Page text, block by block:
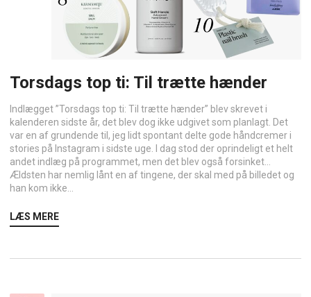
Torsdags top ti: Til trætte hænder
Indlægget ”Torsdags top ti: Til trætte hænder” blev skrevet i
kalenderen sidste år, det blev dog ikke udgivet som planlagt. Det
var en af grundende til, jeg lidt spontant delte gode håndcremer i
stories på Instagram i sidste uge. I dag stod der oprindeligt et helt
andet indlæg på programmet, men det blev også forsinket…
Ældsten har nemlig lånt en af tingene, der skal med på billedet og
han kom ikke...
LÆS MERE